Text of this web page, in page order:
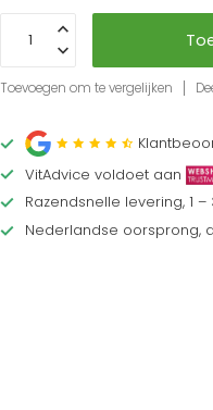
Toevoegen om te vergelijken
VitAdvice voldoet aan
Razendsnelle levering, 1
Nederlandse oorsprong,